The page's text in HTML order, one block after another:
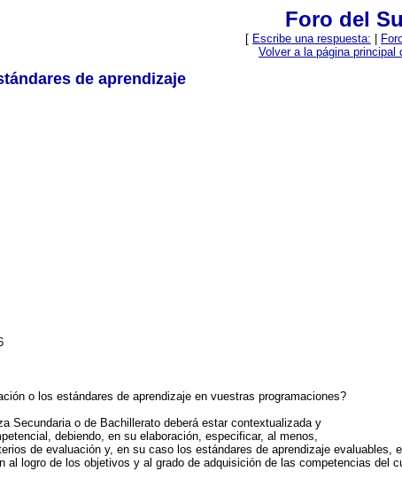
Foro del
[ Escribe una respuesta:
Volver a la página principal
de aprendizaje
o los estándares de aprendizaje en vuestras programaciones?
Secundaria o de Bachillerato deberá estar contextualizada y
debiendo, en su elaboración, especificar, al menos,
de evaluación y, en su caso los estándares de aprendizaje
al logro de los objetivos y al grado de adquisición de las competencias del